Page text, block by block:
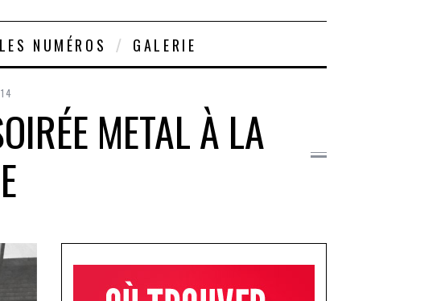
LES NUMÉROS GALERIE
METAL À LA